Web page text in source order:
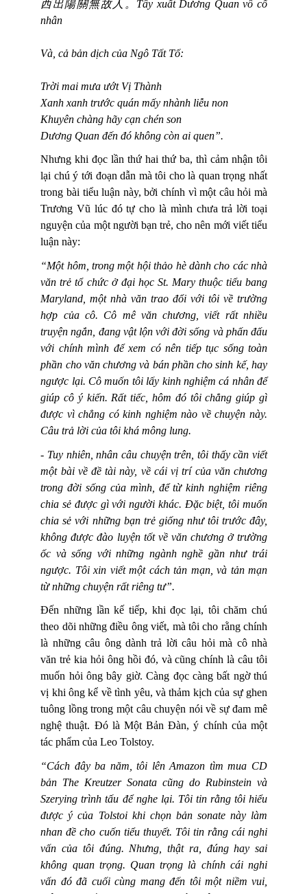
西出陽關無故人。 Tây xuất Dương Quan vô cố
nhân
Và, cả bản dịch của Ngô Tất Tố:
Trời mai mưa ướt Vị Thành
Xanh xanh trước quán mấy nhành liễu non
Khuyên chàng hãy cạn chén son
Dương Quan đến đó không còn ai quen”.
Nhưng khi đọc lần thứ hai thứ ba, thì cảm nhận tôi
lại chú ý tới đoạn dẫn mà tôi cho là quan trọng nhất
trong bài tiểu luận này, bởi chính vì một câu hỏi mà
Trương Vũ lúc đó tự cho là mình chưa trả lời toại
nguyện của một người bạn trẻ, cho nên mới viết tiểu
luận này:
“Một hôm, trong một hội thảo hè dành cho các nhà
văn trẻ tổ chức ở đại học St. Mary thuộc tiểu bang
Maryland, một nhà văn trao đổi với tôi về trường
hợp của cô. Cô mê văn chương, viết rất nhiều
truyện ngắn, đang vật lộn với đời sống và phấn đấu
với chính mình để xem có nên tiếp tục sống toàn
phần cho văn chương và bán phần cho sinh kế, hay
ngược lại. Cô muốn tôi lấy kinh nghiệm cá nhân để
giúp cô ý kiến. Rất tiếc, hôm đó tôi chẳng giúp gì
được vì chẳng có kinh nghiệm nào về chuyện này.
Câu trả lời của tôi khá mông lung.
- Tuy nhiên, nhân câu chuyện trên, tôi thấy cần viết
một bài về đề tài này, về cái vị trí của văn chương
trong đời sống của mình, để từ kinh nghiệm riêng
chia sẻ được gì với người khác. Đặc biệt, tôi muốn
chia sẻ với những bạn trẻ giống như tôi trước đây,
không được đào luyện tốt về văn chương ở trường
ốc và sống với những ngành nghề gần như trái
ngược. Tôi xin viết một cách tản mạn, và tản mạn
từ những chuyện rất riêng tư”.
Đến những lần kế tiếp, khi đọc lại, tôi chăm chú
theo dõi những điều ông viết, mà tôi cho rằng chính
là những câu ông dành trả lời câu hỏi mà cô nhà
văn trẻ kia hỏi ông hồi đó, và cũng chính là câu tôi
muốn hỏi ông bây giờ. Càng đọc càng bất ngờ thú
vị khi ông kể về tình yêu, và thảm kịch của sự ghen
tuông lồng trong một câu chuyện nói về sự đam mê
nghệ thuật. Đó là Một Bản Đàn, ý chính của một
tác phẩm của Leo Tolstoy.
“Cách đây ba năm, tôi lên Amazon tìm mua CD
bản The Kreutzer Sonata cũng do Rubinstein và
Szerying trình tấu để nghe lại. Tôi tin rằng tôi hiểu
được ý của Tolstoi khi chọn bản sonate này làm
nhan đề cho cuốn tiểu thuyết. Tôi tin rằng cái nghi
vấn của tôi đúng. Nhưng, thật ra, đúng hay sai
không quan trọng. Quan trọng là chính cái nghi
vấn đó đã cuối cùng mang đến tôi một niềm vui,